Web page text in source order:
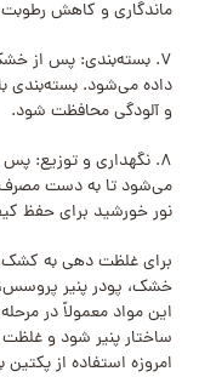
ماندگاری و کاهش
۷. بسته‌بندی: پس از
داده می‌شود. بسته‌بندی
و آلودگی محافظت شود.
۸. نگهداری و توزیع:
می‌شود تا به دست
نور خورشید برای حفظ
برای غلظت دهی به کشک،
خشک، پودر پنیر پروسس،
این مواد معمولاً در
ساختار پنیر شود و
امروزه استفاده از